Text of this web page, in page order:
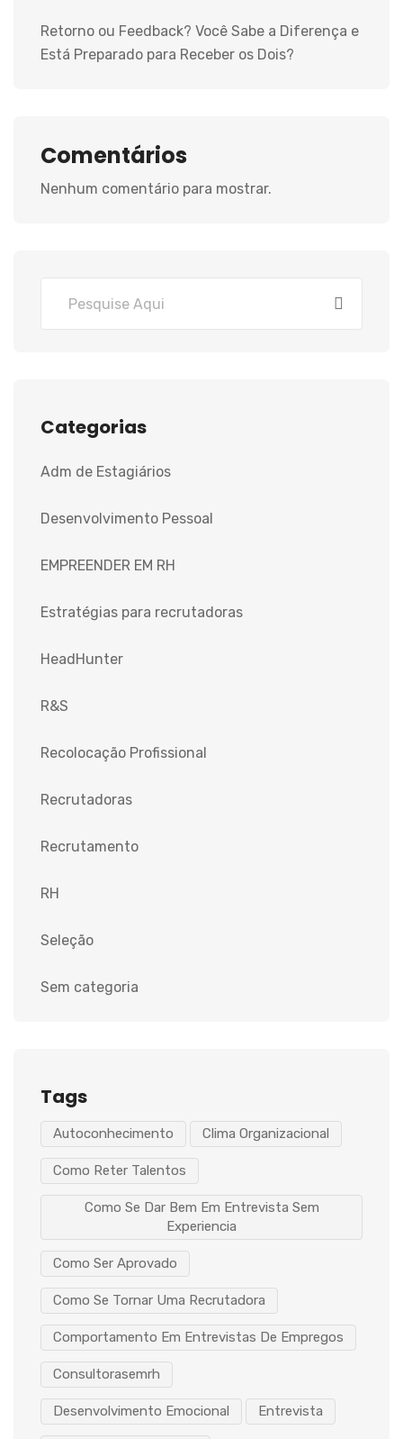
Retorno ou Feedback? Você Sabe a Diferença e
Está Preparado para Receber os Dois?
Comentários
Nenhum comentário para mostrar.
Categorias
Adm de Estagiários
Desenvolvimento Pessoal
EMPREENDER EM RH
Estratégias para recrutadoras
HeadHunter
R&S
Recolocação Profissional
Recrutadoras
Recrutamento
RH
Seleção
Sem categoria
Tags
Autoconhecimento Clima Organizacional
Como Reter Talentos
Como Se Dar Bem Em Entrevista Sem
Experiencia
Como Ser Aprovado
Como Se Tornar Uma Recrutadora
Comportamento Em Entrevistas De Empregos
Consultorasemrh
Desenvolvimento Emocional Entrevista